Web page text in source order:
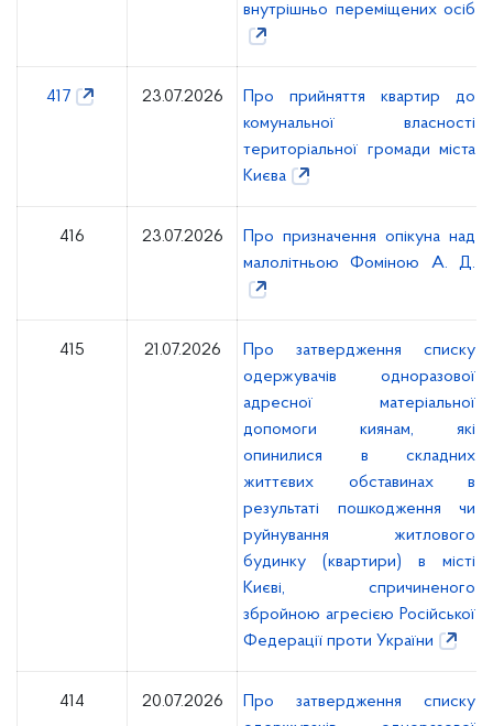
внутрішньо переміщених осіб
417 23.07.2026
Про прийняття квартир до
комунальної власності
територіальної громади міста
Києва
416 23.07.2026
Про призначення опікуна над
малолітньою Фоміною А. Д.
415 21.07.2026
Про затвердження списку
одержувачів одноразової
адресної матеріальної
допомоги киянам, які
опинилися в складних
життєвих обставинах в
результаті пошкодження чи
руйнування житлового
будинку (квартири) в місті
Києві, спричиненого
збройною агресією Російської
Федерації проти України
414 20.07.2026
Про затвердження списку